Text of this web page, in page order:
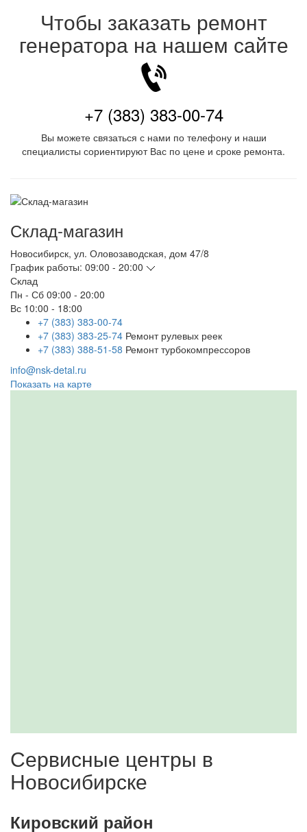
Чтобы заказать ремонт
генератора на нашем сайте
+7 (383) 383-00-74
Вы можете связаться с нами по телефону и наши
специалисты сориентируют Вас по цене и сроке ремонта.
Склад-магазин
Новосибирск, ул. Оловозаводская, дом 47/8
График работы: 09:00 - 20:00
Склад
Пн - Сб 09:00 - 20:00
Вс 10:00 - 18:00
+7 (383) 383-00-74
+7 (383) 383-25-74 Ремонт рулевых реек
+7 (383) 388-51-58 Ремонт турбокомпрессоров
info@nsk-detal.ru
Показать на карте
Сервисные центры в
Новосибирске
Кировский район